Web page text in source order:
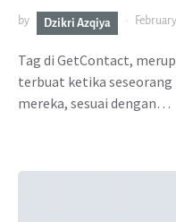
by Dzikri Azqiya
Tag di GetContact,
terbuat ketika
mereka, sesuai dengan…